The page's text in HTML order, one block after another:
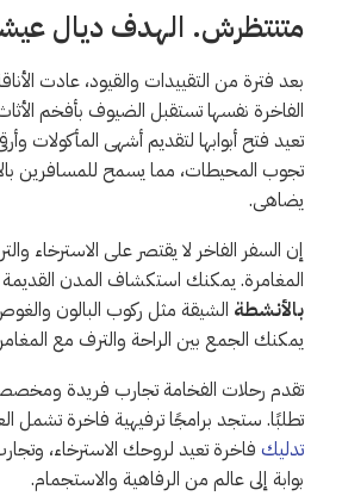
متنتظرش. الهدف ديال
بعد فترة من التقييدات والقيود، عادت
الفاخرة نفسها تستقبل الضيوف بأفخم
تعيد فتح أبوابها لتقديم أشهى المأكولات
تجوب المحيطات، مما يسمح للمسافرين
يضاهى.
إن السفر الفاخر لا يقتصر على
المغامرة. يمكنك استكشاف المدن القديمة
بالأنشطة الشيقة مثل ركوب البالون
يمكنك الجمع بين الراحة والترف مع
تقدم رحلات الفخامة تجارب فريدة ومخصصة
تطلبًا. ستجد برامجًا ترفيهية فاخرة تشمل
تدليك فاخرة تعيد لروحك الاسترخاء،
بوابة إلى عالم من الرفاهية والاستجمام.